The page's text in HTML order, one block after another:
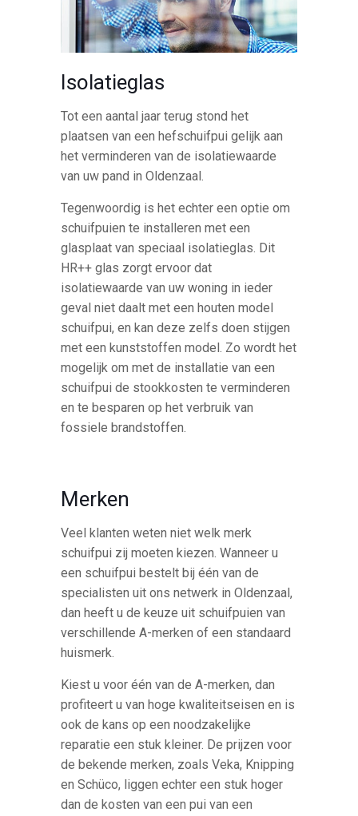
Isolatieglas
Tot een aantal jaar terug stond het
plaatsen van een hefschuifpui gelijk aan
het verminderen van de isolatiewaarde
van uw pand in Oldenzaal.
Tegenwoordig is het echter een optie om
schuifpuien te installeren met een
glasplaat van speciaal isolatieglas. Dit
HR++ glas zorgt ervoor dat
isolatiewaarde van uw woning in ieder
geval niet daalt met een houten model
schuifpui, en kan deze zelfs doen stijgen
met een kunststoffen model. Zo wordt het
mogelijk om met de installatie van een
schuifpui de stookkosten te verminderen
en te besparen op het verbruik van
fossiele brandstoffen.
Merken
Veel klanten weten niet welk merk
schuifpui zij moeten kiezen. Wanneer u
een schuifpui bestelt bij één van de
specialisten uit ons netwerk in Oldenzaal,
dan heeft u de keuze uit schuifpuien van
verschillende A-merken of een standaard
huismerk.
Kiest u voor één van de A-merken, dan
profiteert u van hoge kwaliteitseisen en is
ook de kans op een noodzakelijke
reparatie een stuk kleiner. De prijzen voor
de bekende merken, zoals Veka, Knipping
en Schüco, liggen echter een stuk hoger
dan de kosten van een pui van een